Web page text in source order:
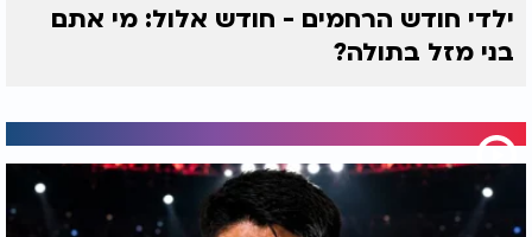
ילדי חודש הרחמים - חודש אלול: מי אתם
בני מזל בתולה?